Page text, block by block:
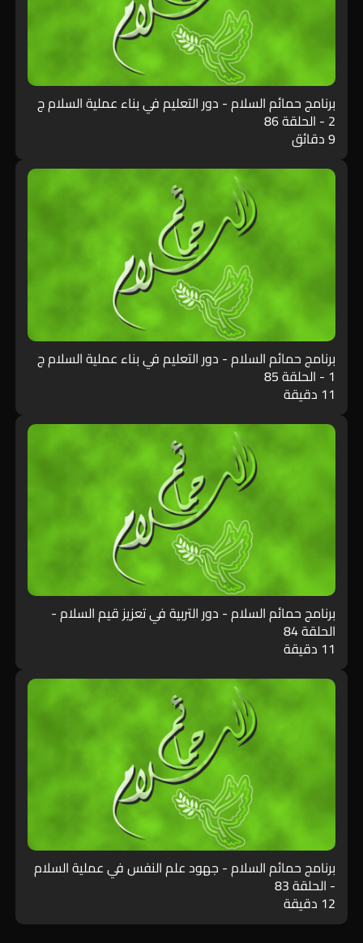
برنامج حمائم السلام - دور التعليم في بناء عملية السلام ج
2 - الحلقة 86
9 دقائق
برنامج حمائم السلام - دور التعليم في بناء عملية السلام ج
1 - الحلقة 85
11 دقيقة
برنامج حمائم السلام - دور التربية في تعزيز قيم السلام -
الحلقة 84
11 دقيقة
برنامج حمائم السلام - جهود علم النفس في عملية السلام
- الحلقة 83
12 دقيقة